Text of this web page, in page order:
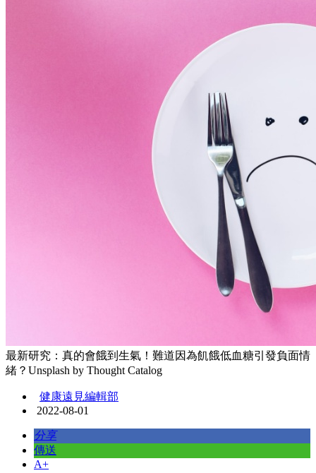
最新研究：真的會餓到生氣！難道因為飢餓低血糖引發負面情
緒？Unsplash by Thought Catalog
健康遠見編輯部
2022-08-01
分享
傳送
A+